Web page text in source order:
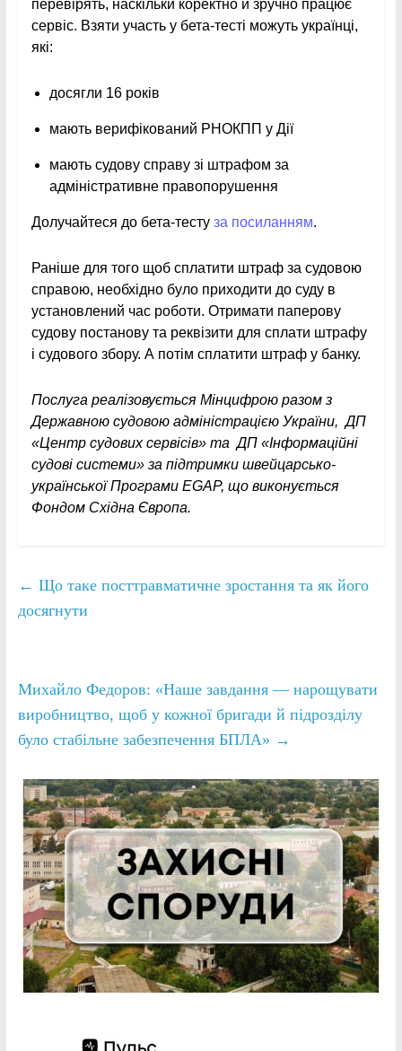
перевірять, наскільки коректно й зручно працює
сервіс. Взяти участь у бета-тесті можуть українці,
які:
досягли 16 років
мають верифікований РНОКПП у Дії
мають судову справу зі штрафом за
адміністративне правопорушення
Долучайтеся до бета-тесту за посиланням.
Раніше для того щоб сплатити штраф за судовою
справою, необхідно було приходити до суду в
установлений час роботи. Отримати паперову
судову постанову та реквізити для сплати штрафу
і судового збору. А потім сплатити штраф у банку.
Послуга реалізовується Мінцифрою разом з
Державною судовою адміністрацією України, ДП
«Центр судових сервісів» та ДП «Інформаційні
судові системи» за підтримки швейцарсько-
української Програми EGAP, що виконується
Фондом Східна Європа.
← Що таке посттравматичне зростання та як його
досягнути
Михайло Федоров: «Наше завдання — нарощувати
виробництво, щоб у кожної бригади й підрозділу
було стабільне забезпечення БПЛА» →